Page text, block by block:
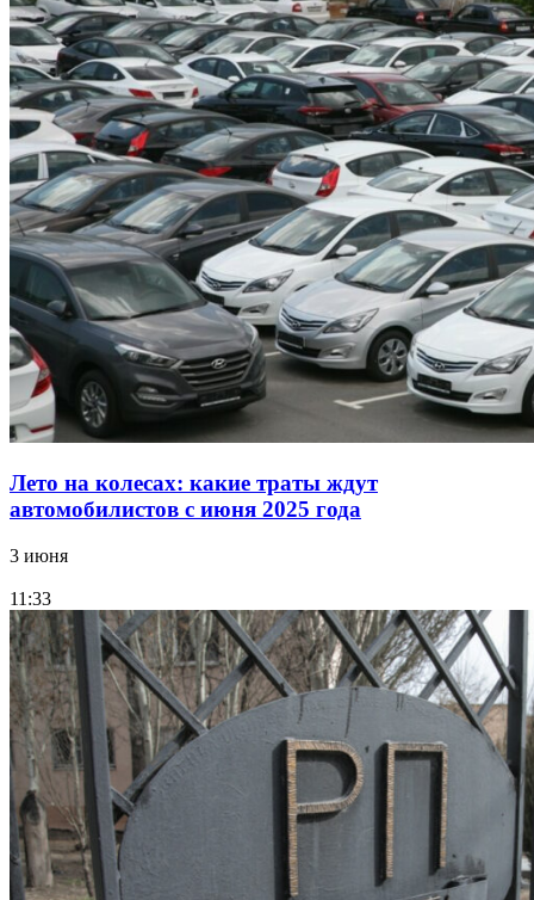
Лето на колесах: какие траты ждут
автомобилистов с июня 2025 года
3 июня
11:33